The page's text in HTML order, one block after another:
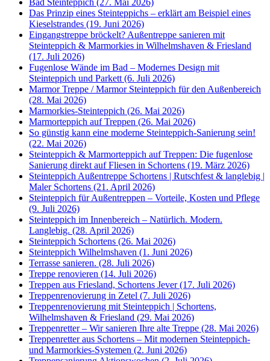
Bad Steinteppich (27. Mai 2026)
Das Prinzip eines Steinteppichs – erklärt am Beispiel eines
Kieselstrandes (19. Juni 2026)
Eingangstreppe bröckelt? Außentreppe sanieren mit
Steinteppich & Marmorkies in Wilhelmshaven & Friesland
(17. Juli 2026)
Fugenlose Wände im Bad – Modernes Design mit
Steinteppich und Parkett (6. Juli 2026)
Marmor Treppe / Marmor Steinteppich für den Außenbereich
(28. Mai 2026)
Marmorkies-Steinteppich (26. Mai 2026)
Marmorteppich auf Treppen (26. Mai 2026)
So günstig kann eine moderne Steinteppich-Sanierung sein!
(22. Mai 2026)
Steinteppich & Marmorteppich auf Treppen: Die fugenlose
Sanierung direkt auf Fliesen in Schortens (19. März 2026)
Steinteppich Außentreppe Schortens | Rutschfest & langlebig |
Maler Schortens (21. April 2026)
Steinteppich für Außentreppen – Vorteile, Kosten und Pflege
(9. Juli 2026)
Steinteppich im Innenbereich – Natürlich. Modern.
Langlebig. (28. April 2026)
Steinteppich Schortens (26. Mai 2026)
Steinteppich Wilhelmshaven (1. Juni 2026)
Terrasse sanieren. (28. Juli 2026)
Treppe renovieren (14. Juli 2026)
Treppen aus Friesland, Schortens Jever (17. Juli 2026)
Treppenrenovierung in Zetel (7. Juli 2026)
Treppenrenovierung mit Steinteppich | Schortens,
Wilhelmshaven & Friesland (29. Mai 2026)
Treppenretter – Wir sanieren Ihre alte Treppe (28. Mai 2026)
Treppenretter aus Schortens – Mit modernen Steinteppich-
und Marmorkies-Systemen (2. Juni 2026)